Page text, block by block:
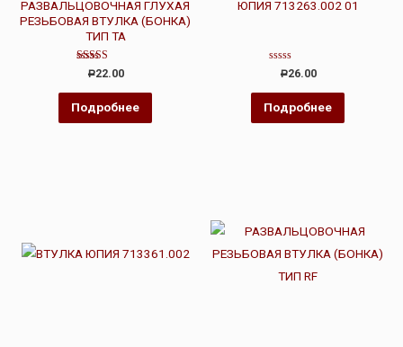
РАЗВАЛЬЦОВОЧНАЯ ГЛУХАЯ
РЕЗЬБОВАЯ ВТУЛКА (БОНКА)
ТИП ТА
Оценка
4.00
из 5
Р22.00
Подробнее
ЮПИЯ 713263.002 01
Оценка
из
5
Р26.00
Подробнее